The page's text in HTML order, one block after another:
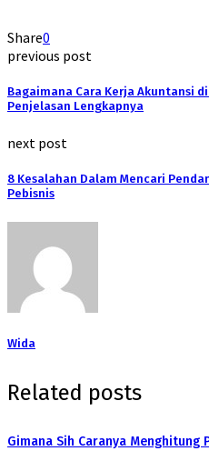
Share0
previous post
Bagaimana Cara Kerja Akuntansi
Penjelasan Lengkapnya
next post
8 Kesalahan Dalam Mencari
Pebisnis
Wida
Related posts
Gimana Sih Caranya Menghitung